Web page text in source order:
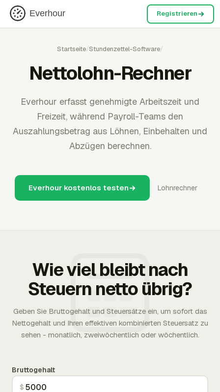
Everhour Registrieren
Startseite/Stundenzettel-Software/
Nettolohn-Rechner
Everhour erfasst genehmigte Arbeitszeit und
Freizeit, während Payroll-Teams den
Auszahlungsbetrag aus Löhnen, Einbehalten und
Abzügen berechnen.
Everhour kostenlos testen Lohnrechner
Wie viel bleibt nach
Steuern netto übrig?
Geben Sie Bruttogehalt und Steuersätze ein, um sofort das
Nettogehalt und Ihren effektiven kombinierten Steuersatz zu
sehen - monatlich, zweiwöchentlich oder wöchentlich.
Bruttogehalt
$